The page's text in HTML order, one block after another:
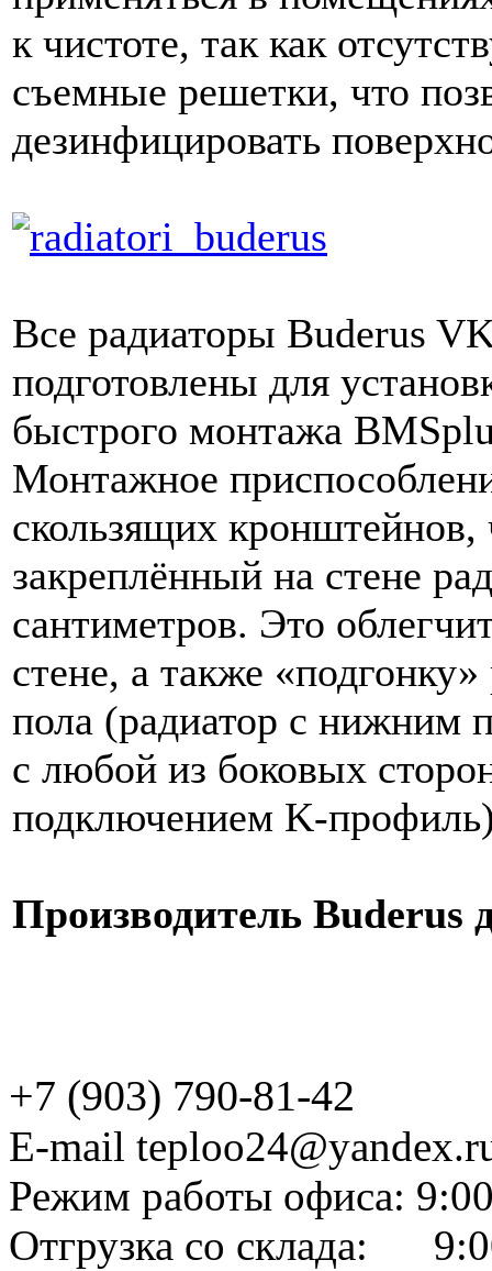
к чистоте, так как
съемные решетки, что
дезинфицировать
Все радиаторы Buderus
подготовлены для
быстрого монтажа
Монтажное
скользящих кронштейнов,
закреплённый на стене
сантиметров. Это
стене, а также
пола (радиатор с нижним
с любой из боковых
подключением K-
Производитель Buderus
+7 (903) 790-81-42
E-mail
Режим работы офиса:
Отгрузка со склада: